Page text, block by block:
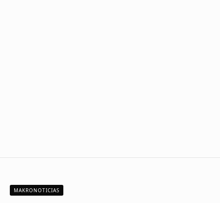
MAKRONOTICIAS